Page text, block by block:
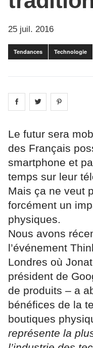
25 juil. 2016
Tendances Technologie
Share on facebook
Share on
Le futur sera
des Français
smartphone et
temps sur leur
Mais ça ne veut
forcément un
physiques.
Nous avons
l’événement
Londres où
président de
de produits – a
bénéfices de la
boutiques
représente la